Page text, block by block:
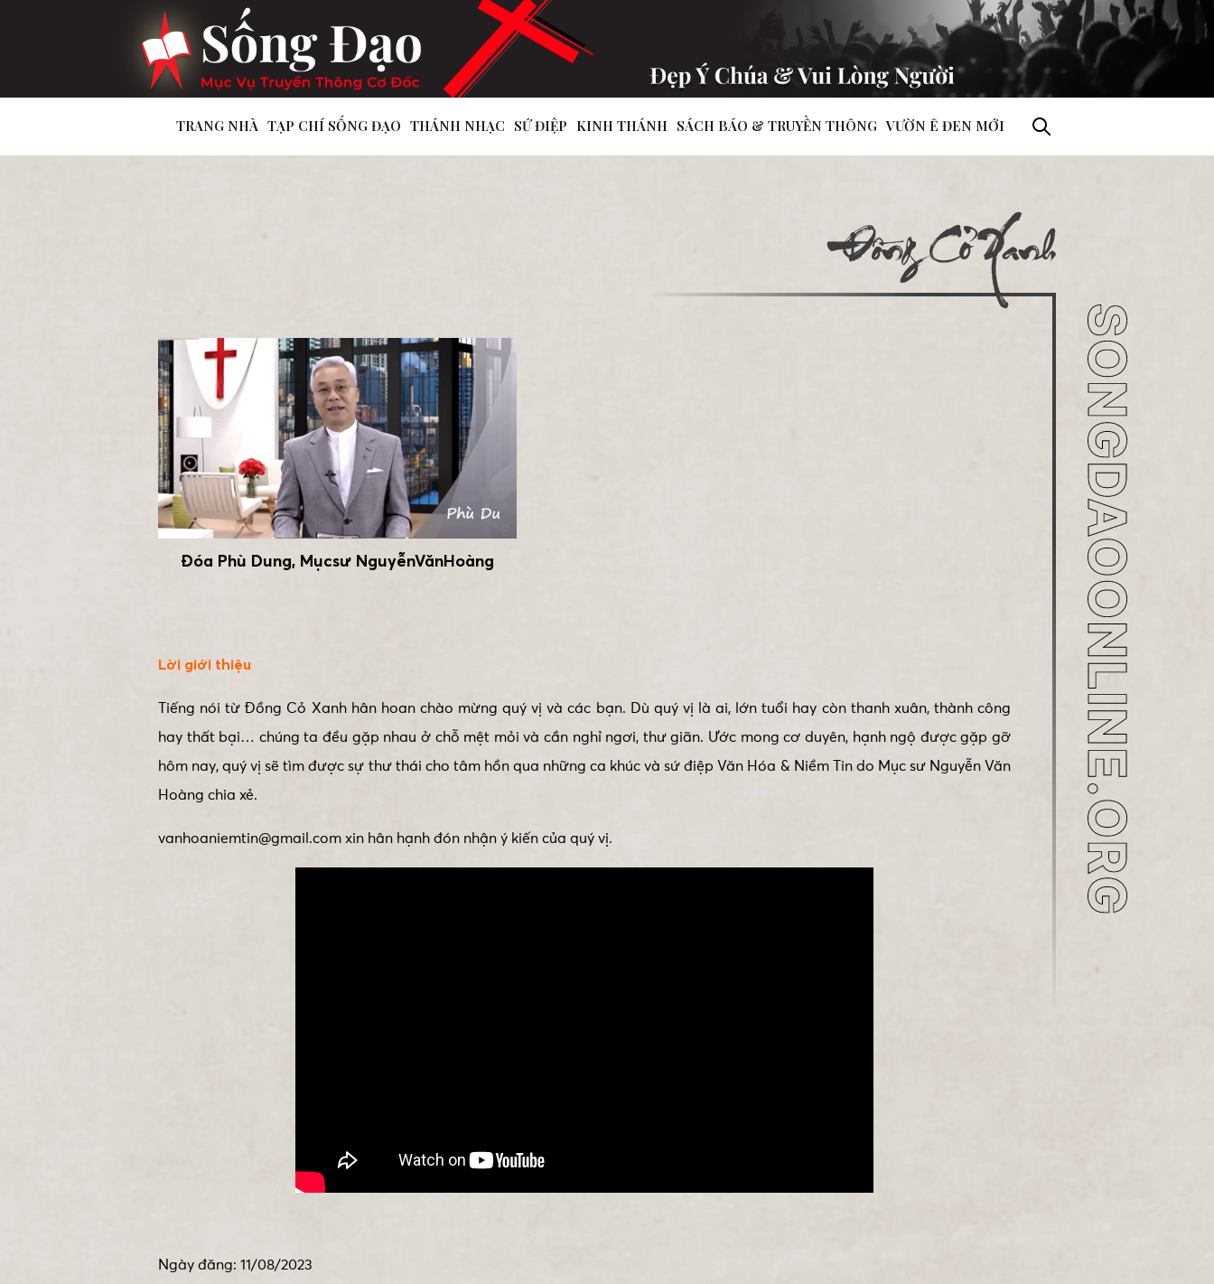
TRANG NHÀ TẠP CHÍ SỐNG ĐẠO THÁNH NHẠC SỨ ĐIỆP KINH THÁNH SÁCH BÁO & TRUYỀN THÔNG VƯỜN Ê ĐEN MỚI
Đồng Cỏ Xanh
Đóa Phù Dung, Mụcsư NguyễnVănHoàng
Lời giới thiệu
Tiếng nói từ Đồng Cỏ Xanh hân hoan chào mừng quý vị và các bạn. Dù quý vị là ai, lớn tuổi hay còn thanh xuân, thành công
hay thất bại… chúng ta đều gặp nhau ở chỗ mệt mỏi và cần nghỉ ngơi, thư giãn. Ước mong cơ duyên, hạnh ngộ được gặp gỡ
hôm nay, quý vị sẽ tìm được sự thư thái cho tâm hồn qua những ca khúc và sứ điệp Văn Hóa & Niềm Tin do Mục sư Nguyễn Văn
Hoàng chia xẻ.
vanhoaniemtin@gmail.com xin hân hạnh đón nhận ý kiến của quý vị.
Ngày đăng: 11/08/2023